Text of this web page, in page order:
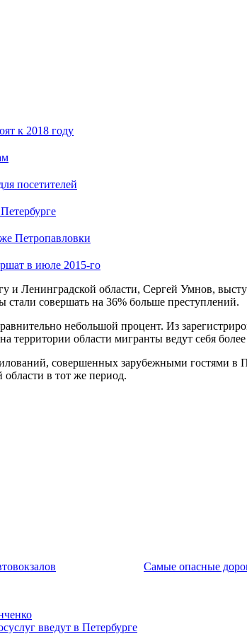
к 2018 году
посетителей
Петропавловки
в июле 2015-го
и Ленинградской области, Сергей Умнов,
совершать на 36% больше преступлений.
небольшой процент. Из
территории области мигранты ведут себя
совершенных зарубежными гостями в
в тот же период.
Самые опасные
введут в Петербурге